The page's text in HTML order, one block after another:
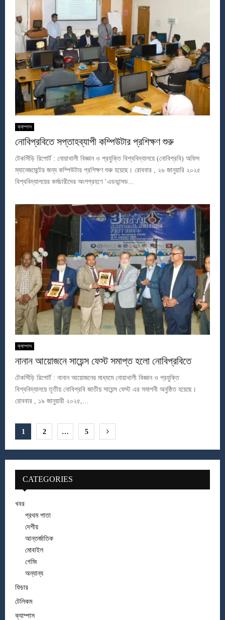
ক্যাম্পাস
নোবিপ্রবিতে সপ্তাহব্যাপী কম্পিউটার প্রশিক্ষণ শুরু
টেকসিঁড়ি রিপোর্ট : নোয়াখালী বিজ্ঞান ও প্রযুক্তি বিশ্ববিদ্যালয়ে (নোবিপ্রবি) অফিস
ম্যানেজমেন্টের জন্য কম্পিউটার প্রশিক্ষণ শুরু হয়েছে। রোববার , ২৬ জানুয়ারি ২০২৫
বিশ্ববিদ্যালয়ের কর্মচারীদের অংশগ্রহণে ‘এডভান্সড...
ক্যাম্পাস
নানান আয়োজনে সায়েন্স ফেস্ট সমাপ্ত হলো নোবিপ্রবিতে
টেকসিঁড়ি রিপোর্ট : নানান আয়োজনের মাধ্যমে নোয়াখালী বিজ্ঞান ও প্রযুক্তি
বিশ্ববিদ্যালয়ে তৃতীয় নোবিপ্রবি জাতীয় সায়েন্স ফেস্ট এর সমাপনী অনুষ্ঠিত হয়েছে।
রোববার , ১৯ জানুয়ারী ২০২৫,...
Posts
pagination
1 2 … 5
CATEGORIES
খবর
প্রথম পাতা
দেশীয়
আন্তর্জাতিক
মোবাইল
গেমিং
অন্যান্য
ফিচার
টেলিকম
ক্যাম্পাস